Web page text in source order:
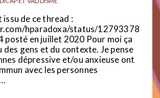
de ce thread :
hparadoxa/status/12793378
posté en juillet 2020 Pour moi ça
des gens et du contexte. Je pense
dépressive et/ou anxieuse ont
avec les personnes